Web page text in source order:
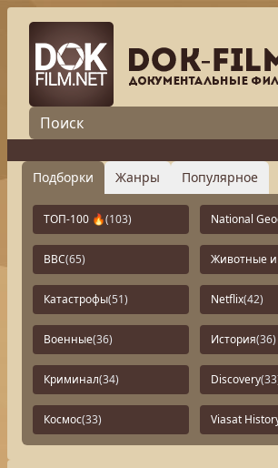
Подборки Жанры Популярное
ТОП-100 🔥(103) National
BBC(65) Животные и
Катастрофы(51) Netflix(42)
Военные(36) История(36)
Криминал(34) Discovery
Космос(33) Viasat